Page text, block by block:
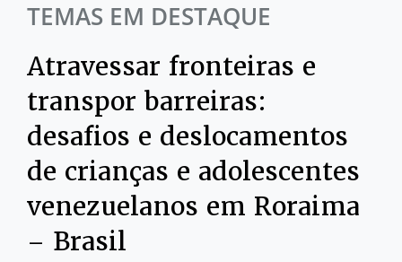
TEMAS EM DESTAQUE
Atravessar fronteiras e
transpor barreiras:
desafios e deslocamentos
de crianças e adolescentes
venezuelanos em Roraima
– Brasil